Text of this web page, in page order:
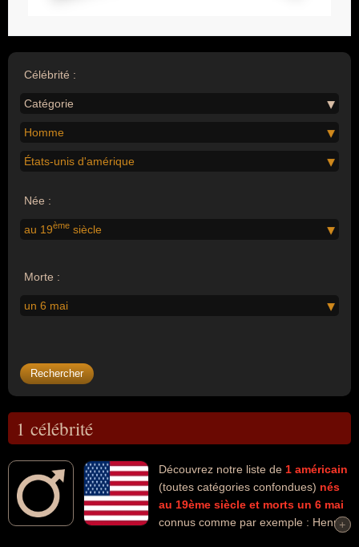
Célébrité :
Catégorie
Homme
États-unis d'amérique
Née :
au 19ème siècle
Morte :
un 6 mai
1 célébrité
Découvrez notre liste de 1 américain
(toutes catégories confondues) nés
au 19ème siècle et morts un 6 mai
connus comme par exemple : Henry+
+